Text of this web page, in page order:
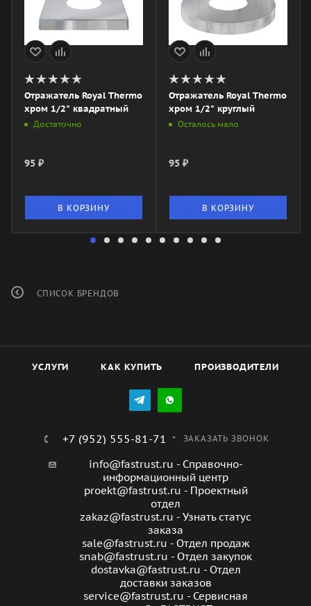
Отражатель Royal Thermo
хром 1/2" квадратный
Достаточно
95 ₽
В КОРЗИНУ
Отражатель Royal Thermo
хром 1/2" круглый
Осталось мало
95 ₽
В КОРЗИНУ
СПИСОК БРЕНДОВ
УСЛУГИ КАК КУПИТЬ ПРОИЗВОДИТЕЛИ
+7 (952) 555-81-71 ЗАКАЗАТЬ ЗВОНОК
info@fastrust.ru - Справочно-
информационный центр
proekt@fastrust.ru - Проектный
отдел
zakaz@fastrust.ru - Узнать статус
заказа
sale@fastrust.ru - Отдел продаж
snab@fastrust.ru - Отдел закупок
dostavka@fastrust.ru - Отдел
доставки заказов
service@fastrust.ru - Сервисная